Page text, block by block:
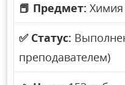
📕 Предмет: Химия
✅ Статус:
преподавателем)